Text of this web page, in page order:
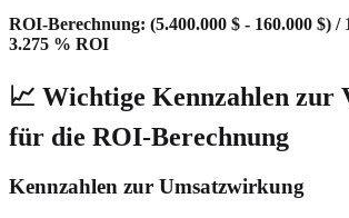
ROI-Berechnung: (5.400.000 $ - 160.000 $) /
3.275 % ROI
📈 Wichtige Kennzahlen zur
für die ROI-Berechnung
Kennzahlen zur Umsatzwirkung